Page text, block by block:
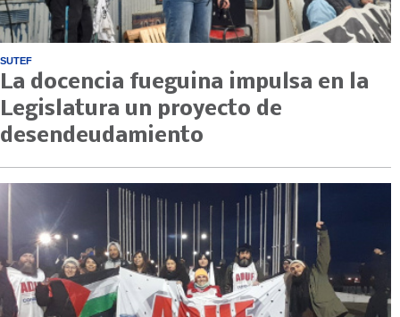
SUTEF
La docencia fueguina impulsa en la
Legislatura un proyecto de
desendeudamiento